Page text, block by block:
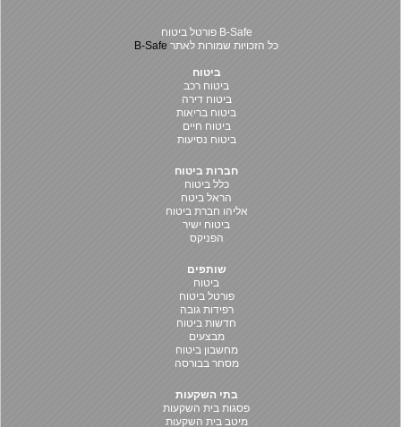
B-Safe פורטל ביטוח
כל הזכויות שמורות לאתר B-Safe
ביטוח
ביטוח רכב
ביטוח דירה
ביטוח בריאות
ביטוח חיים
ביטוח נסיעות
חברות ביטוח
כלל ביטוח
הראל ביטח
אליהו חברת ביטוח
ביטוח ישיר
הפניקס
שותפים
ביטוח
פורטל ביטוח
רפידות גובה
חדשות ביטוח
מבצעים
מחשבון ביטוח
מסחר בבורסה
בתי השקעות
פסגות בית השקעות
מיטב בית השקעות